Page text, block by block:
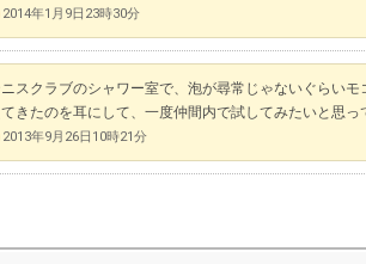
2014年1月9日23時30分
スクラブのシャワー室で、泡が尋常じゃないぐらい
てきたのを耳にして、一度仲間内で試してみたいと思
2013年9月26日10時21分